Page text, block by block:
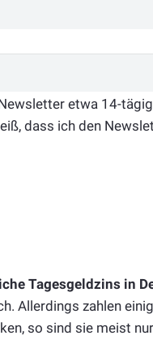
etwa 14-
dass ich den
Tagesgeldzins in
Allerdings zahlen
so sind sie meist